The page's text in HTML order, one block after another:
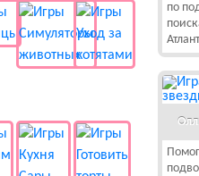
по